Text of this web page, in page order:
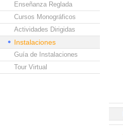
Enseñanza Reglada
Cursos Monográficos
Actividades Dirigidas
Instalaciones
Guía de Instalaciones
Tour Virtual